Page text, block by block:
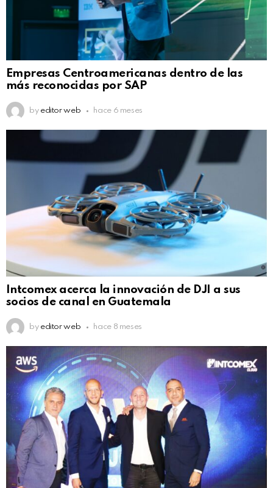
Empresas Centroamericanas dentro de las
más reconocidas por SAP
by editor web hace 6 meses
Intcomex acerca la innovación de DJI a sus
socios de canal en Guatemala
by editor web hace 8 meses